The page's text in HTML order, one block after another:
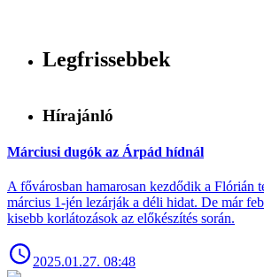
Legfrissebbek
Hírajánló
Márciusi dugók az Árpád hídnál
A fővárosban hamarosan kezdődik a Flórián
március 1-jén lezárják a déli hidat. De már
kisebb korlátozások az előkészítés során.
2025.01.27. 08:48